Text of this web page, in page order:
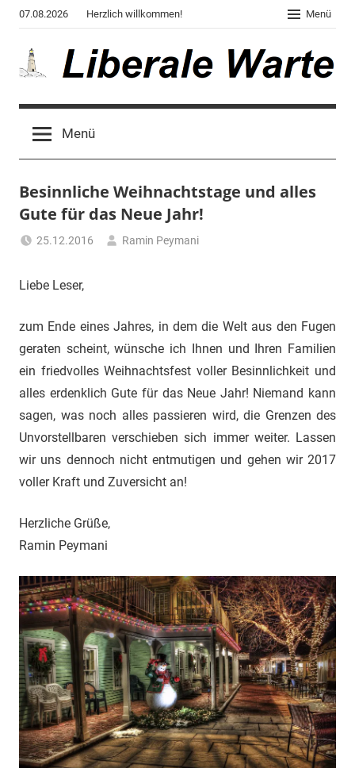
Zum
Inhalt
springen
07.08.2026 Herzlich willkommen! Menü
Liberale
Warte
des
"Corona,
Klima,
"2020",
"Chronik
Untergangs",
"Hexenjagd",
und
"Spukschloss
Deutschland"
Menü
Besinnliche Weihnachtstage und alles
Gute für das Neue Jahr!
25.12.2016
Ramin Peymani
Liebe Leser,
zum Ende eines Jahres, in dem die Welt aus den Fugen
geraten scheint, wünsche ich Ihnen und Ihren Familien
ein friedvolles Weihnachtsfest voller Besinnlichkeit und
alles erdenklich Gute für das Neue Jahr! Niemand kann
sagen, was noch alles passieren wird, die Grenzen des
Unvorstellbaren verschieben sich immer weiter. Lassen
wir uns dennoch nicht entmutigen und gehen wir 2017
voller Kraft und Zuversicht an!
Herzliche Grüße,
Ramin Peymani